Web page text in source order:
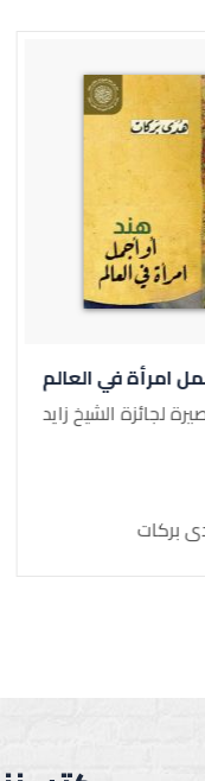
مواسم القرابين
جائزة أسماء